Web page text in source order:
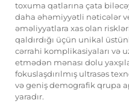
toxuma qatlarına çata
daha əhəmiyyətli nəticələr
əməliyyatlara xas olan
qaldırdığı üçün unikal
cərrahi komplikasiyaları və
etmədən mənası dolu
fokuslaşdırılmış ultrasəs
və geniş demografik qrupa
yaradır.